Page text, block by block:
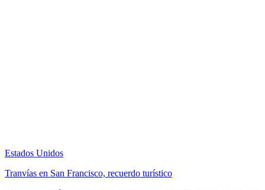
Estados Unidos
Tranvías en San Francisco, recuerdo turístico